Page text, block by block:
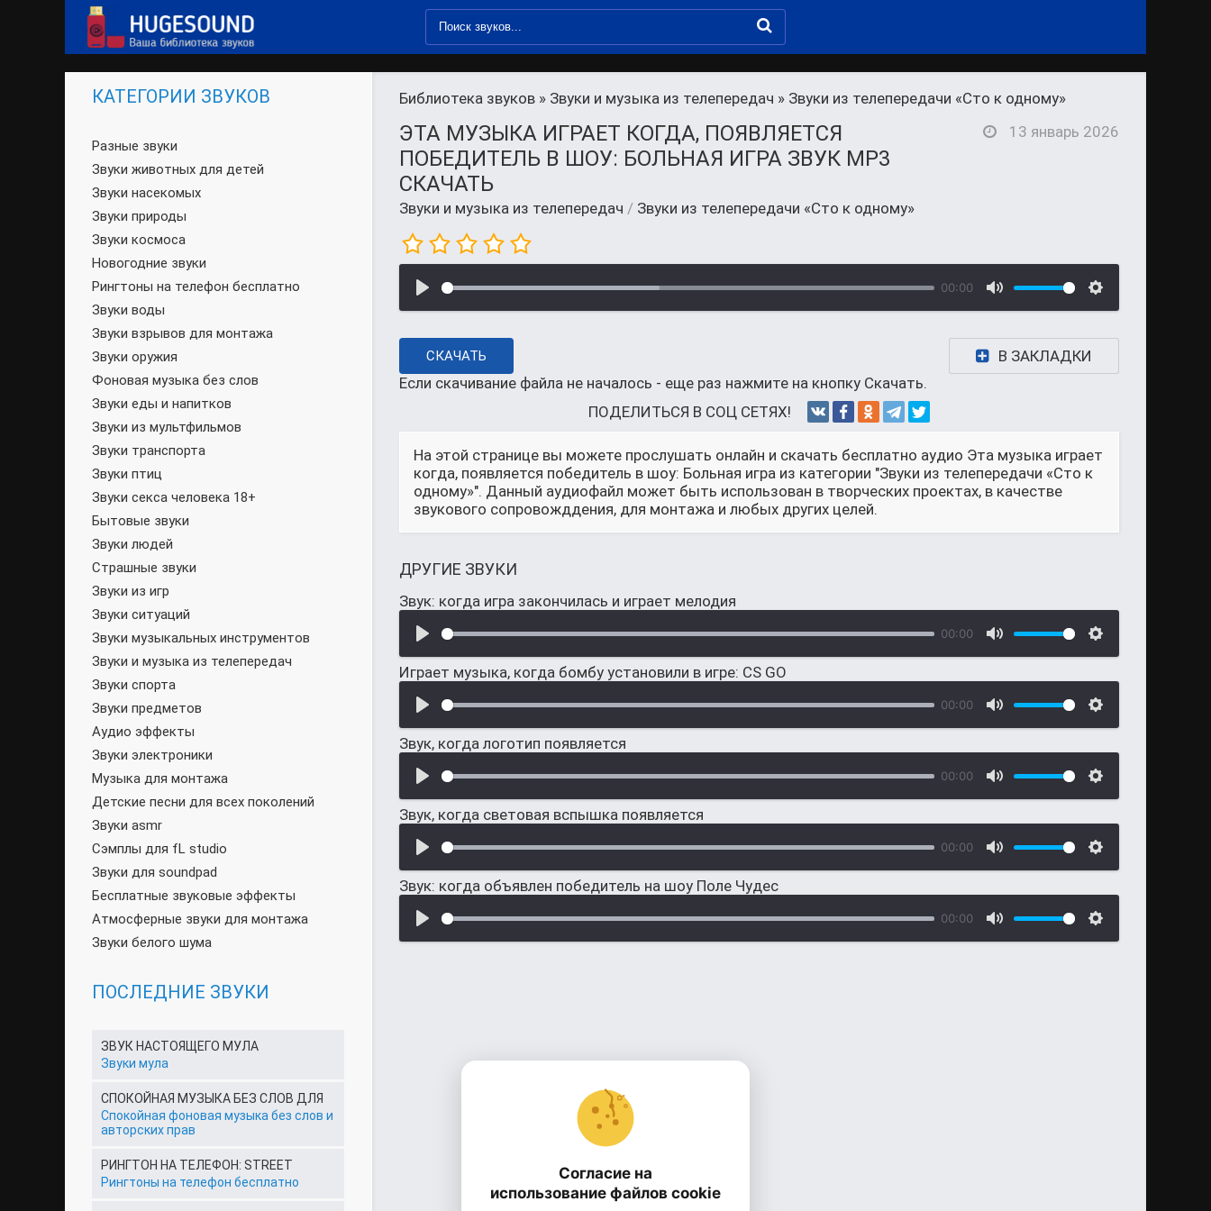
Библиотека звуков » Звуки и музыка из телепередач » Звуки из телепередачи «Сто к одному»
ЭТА МУЗЫКА ИГРАЕТ КОГДА, ПОЯВЛЯЕТСЯ
ПОБЕДИТЕЛЬ В ШОУ: БОЛЬНАЯ ИГРА ЗВУК MP3
СКАЧАТЬ
Звуки и музыка из телепередач / Звуки из телепередачи «Сто к одному»
13 январь 2026
00:00
СКАЧАТЬ
В ЗАКЛАДКИ
Если скачивание файла не началось - еще раз нажмите на кнопку Скачать.
ПОДЕЛИТЬСЯ В СОЦ СЕТЯХ!
На этой странице вы можете прослушать онлайн и скачать бесплатно аудио Эта музыка играет
когда, появляется победитель в шоу: Больная игра из категории "Звуки из телепередачи «Сто к
одному»". Данный аудиофайл может быть использован в творческих проектах, в качестве
звукового сопровожддения, для монтажа и любых других целей.
ДРУГИЕ ЗВУКИ
Звук: когда игра закончилась и играет мелодия
00:00
Играет музыка, когда бомбу установили в игре: CS GO
00:00
Звук, когда логотип появляется
00:00
Звук, когда световая вспышка появляется
00:00
Звук: когда объявлен победитель на шоу Поле Чудес
00:00
КАТЕГОРИИ ЗВУКОВ
Разные звуки
Звуки животных для детей
Звуки насекомых
Звуки природы
Звуки космоса
Новогодние звуки
Рингтоны на телефон бесплатно
Звуки воды
Звуки взрывов для монтажа
Звуки оружия
Фоновая музыка без слов
Звуки еды и напитков
Звуки из мультфильмов
Звуки транспорта
Звуки птиц
Звуки секса человека 18+
Бытовые звуки
Звуки людей
Страшные звуки
Звуки из игр
Звуки ситуаций
Звуки музыкальных инструментов
Звуки и музыка из телепередач
Звуки спорта
Звуки предметов
Аудио эффекты
Звуки электроники
Музыка для монтажа
Детские песни для всех поколений
Звуки asmr
Сэмплы для fL studio
Звуки для soundpad
Бесплатные звуковые эффекты
Атмосферные звуки для монтажа
Звуки белого шума
ПОСЛЕДНИЕ ЗВУКИ
ЗВУК НАСТОЯЩЕГО МУЛА
Звуки мула
СПОКОЙНАЯ МУЗЫКА БЕЗ СЛОВ ДЛЯ
Спокойная фоновая музыка без слов и
авторских прав
РИНГТОН НА ТЕЛЕФОН: STREET
Рингтоны на телефон бесплатно
Согласие на
использование файлов cookie